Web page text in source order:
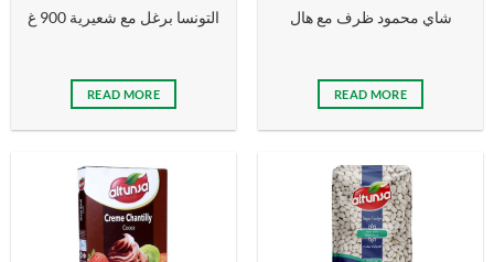
التونسا برغل مع شعيرية 900 غ
READ MORE
شاي محمود ظرف مع هال
READ MORE